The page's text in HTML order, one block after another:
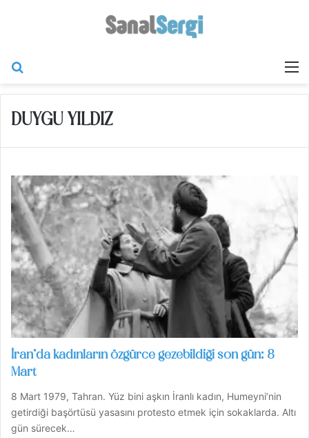
DUYGU YILDIZ
İran’da kadınların özgürce gezebildiği son gün: 8
Mart
8 Mart 1979, Tahran. Yüz bini aşkın İranlı kadın, Humeyni’nin
getirdiği başörtüsü yasasını protesto etmek için sokaklarda. Altı
gün sürecek…